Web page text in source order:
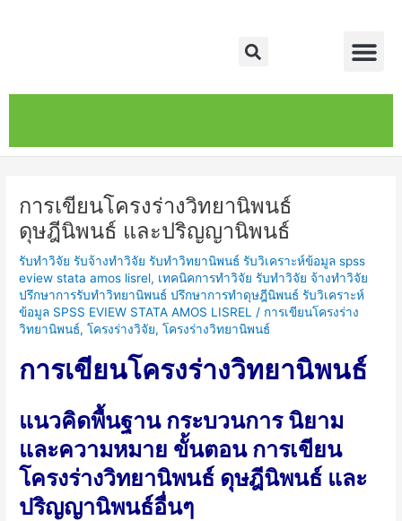
Search
การเขียนโครงร่างวิทยานิพนธ์
ดุษฎีนิพนธ์ และปริญญานิพนธ์
รับทำวิจัย รับจ้างทำวิจัย รับทำวิทยานิพนธ์ รับวิเคราะห์ข้อมูล spss
eview stata amos lisrel, เทคนิคการทำวิจัย รับทำวิจัย จ้างทำวิจัย
ปรึกษาการรับทำวิทยานิพนธ์ ปรึกษาการทำดุษฎีนิพนธ์ รับวิเคราะห์
ข้อมูล SPSS EVIEW STATA AMOS LISREL
/ การเขียนโครงร่าง
วิทยานิพนธ์,โครงร่างวิจัย,โครงร่างวิทยานิพนธ์
การเขียนโครงร่างวิทยานิพนธ์
แนวคิดพื้นฐาน กระบวนการ นิยาม
และความหมาย ขั้นตอน การเขียน
โครงร่างวิทยานิพนธ์ ดุษฎีนิพนธ์ และ
ปริญญานิพนธ์อื่นๆ